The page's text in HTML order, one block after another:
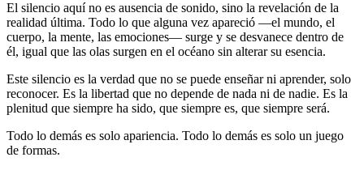
El silencio aquí no es ausencia de sonido, sino la revelación de la
realidad última. Todo lo que alguna vez apareció ―el mundo, el
cuerpo, la mente, las emociones― surge y se desvanece dentro de
él, igual que las olas surgen en el océano sin alterar su esencia.
Este silencio es la verdad que no se puede enseñar ni aprender, solo
reconocer. Es la libertad que no depende de nada ni de nadie. Es la
plenitud que siempre ha sido, que siempre es, que siempre será.
Todo lo demás es solo apariencia. Todo lo demás es solo un juego
de formas.